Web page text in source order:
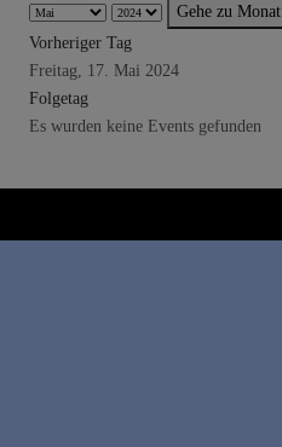
Gehe zu Monat
Vorheriger Tag
Freitag, 17. Mai 2024
Folgetag
Es wurden keine Events gefunden